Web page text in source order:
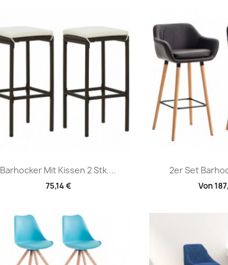
Barhocker Mit Kissen 2 Stk....
75,14 €
Vorschau 2er Set
Von
